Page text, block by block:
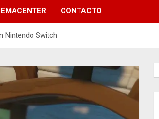
CONTACTO
Nintendo Switch